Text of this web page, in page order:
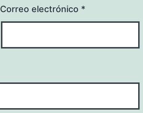
Correo electrónico *